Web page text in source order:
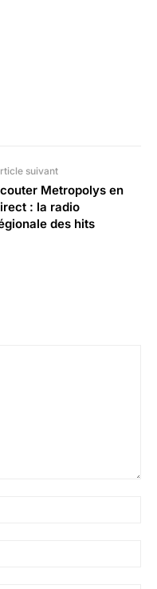
suivant
Metropolys en
: la radio
des hits